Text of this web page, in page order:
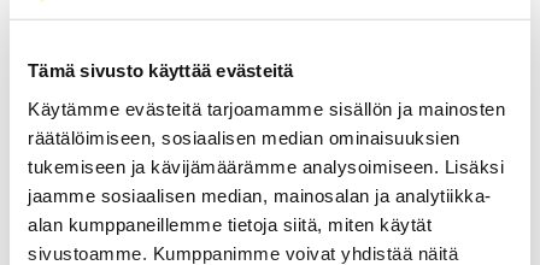
Tämä sivusto käyttää evästeitä
Käytämme evästeitä tarjoamamme sisällön ja mainosten
räätälöimiseen, sosiaalisen median ominaisuuksien
tukemiseen ja kävijämäärämme analysoimiseen. Lisäksi
jaamme sosiaalisen median, mainosalan ja analytiikka-
alan kumppaneillemme tietoja siitä, miten käytät
sivustoamme. Kumppanimme voivat yhdistää näitä
tarkoittaa, että rahaa jää myös elämiseen ja vapaa-
Vaasa tarjoaa koteja kaikille: urbaania
kaupunkiasumista, rauhallisia pientaloalueita ja
luonnonläheisiä vaihtoehtoja. Asuminen on väljää ja
laadukasta, ja tilaa riittää niin perheille kuin
yksinasuville.